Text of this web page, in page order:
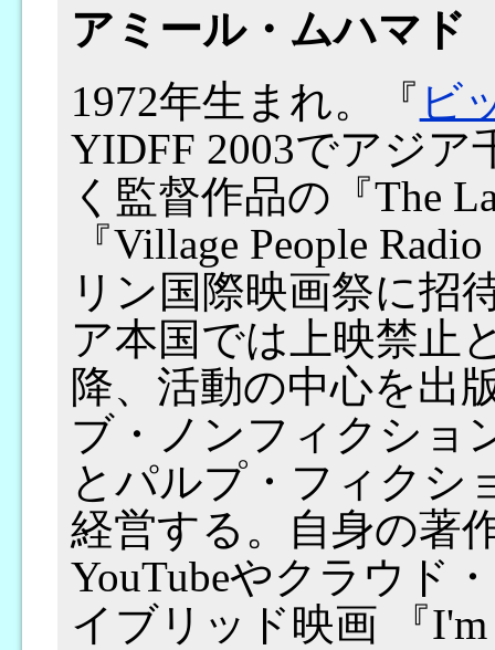
アミール・ムハマド
1972年生まれ。『 ビ
YIDFF 2003でアジア
く監督作品の『The
『Village People
リン国際映画祭に招
ア本国では上映禁止
降、活動の中心を出
ブ・ノンフィクショ
とパルプ・フィクシ
経営する。自身の著
YouTubeやクラウド
イブリッド映画 『